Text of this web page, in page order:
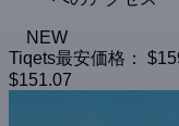
NEW
Tiqets最安価格：
$151.07